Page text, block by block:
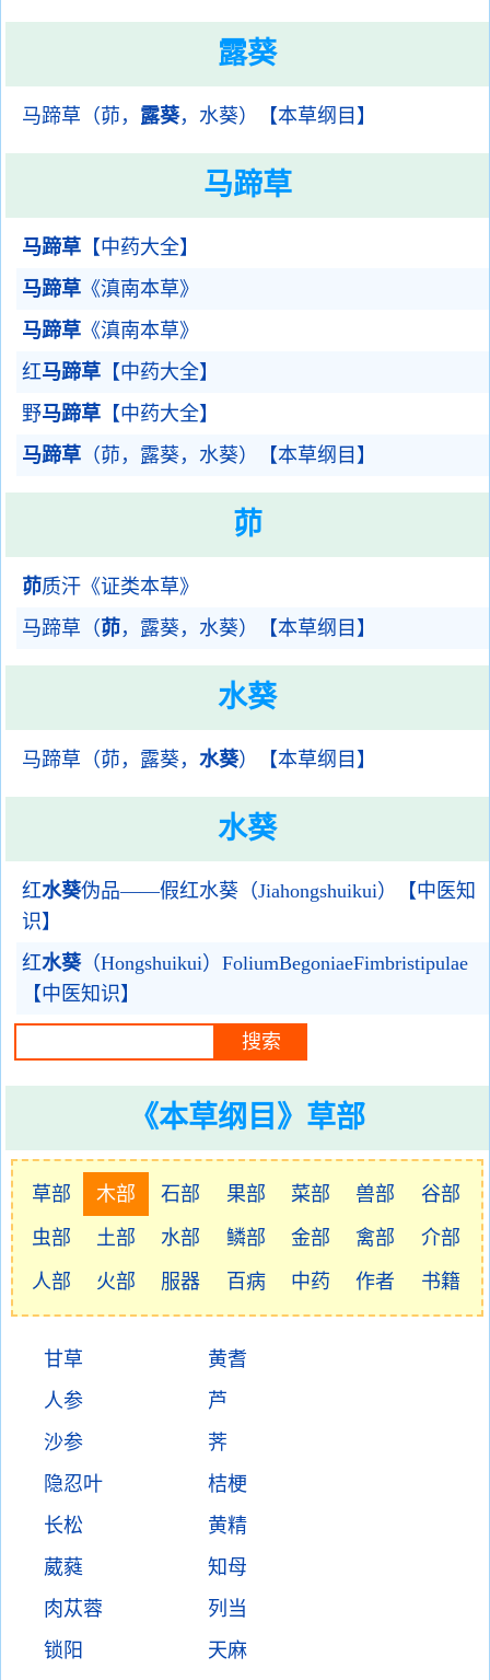
露葵
马蹄草（茆， 露葵，水葵）【本草纲目】
马蹄草
马蹄草 【中药大全】
马蹄草 《滇南本草》
马蹄草 《滇南本草》
红马蹄草 【中药大全】
野马蹄草 【中药大全】
马蹄草 （茆，露葵，水葵）【本草纲目】
茆
茆质汗《证类本草》
马蹄草（茆，露葵，水葵）【本草纲目】
水葵
马蹄草（茆，露葵， 水葵）【本草纲目】
水葵
红水葵伪品——假红水葵（Jiahongshuikui）【中医知
识】
红水葵（Hongshuikui）FoliumBegoniaeFimbristipulae
【中医知识】
《本草纲目》草部
草部 木部 石部 果部 菜部 兽部
谷部
虫部
土部 水部 鳞部 金部 禽部
介部
人部
火部 服器 百病 中药 作者 书籍
甘草
黄耆
人参
芦
沙参
荠
隐忍叶
桔梗
长松
黄精
葳蕤
知母
肉苁蓉
列当
锁阳
天麻